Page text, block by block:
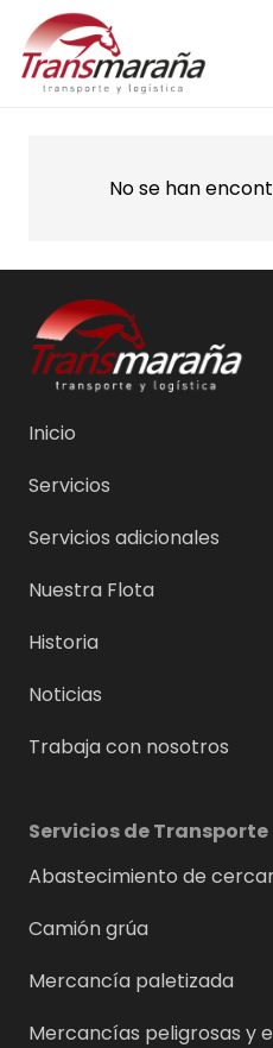
No se han
Inicio
Servicios
Servicios adicionales
Nuestra Flota
Historia
Noticias
Trabaja con nosotros
Servicios de Transporte
Abastecimiento de
Camión grúa
Mercancía paletizada
Mercancías peligrosas y